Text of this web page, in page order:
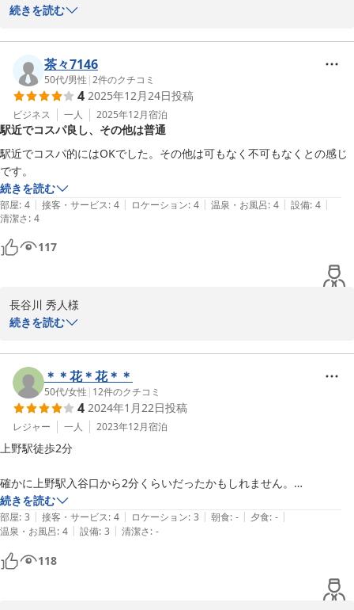
ご宿泊いただき誠にありがとうございました。良いサービスをご提
面に関しましても、安定して快適にお過ごしいただけた様子に安堵
しております。お客様のまたのご利用を心よりお待ちしておりま
す。
ホテルリブマックス上野駅前
2026-05-06
続きを読む
茶々7146
50代/男性 |2件のクチコミ
4 2025年12月24日投稿
ビジネス 一人 2025年12月宿泊
駅近でコスパ良し、その他は普通
駅近でコスパ的にはOKでした。その他は可もなく不可もなくとの感じ
です。
続きを読む
部屋: 4 | 接客・サービス: 4 | ロケーション: 4 | 温泉・お風呂: 4 | 設備: 4 |
清潔さ: 4
117
長谷川 秀人様
ご宿泊いただき誠にありがとうございました。良いサービスをご提
面に関しましても、安定して快適にお過ごしいただけた様子に安堵
しております。お客様のまたのご利用を心よりお待ちしておりま
す。
ホテルリブマックス上野駅前
2026-05-06
続きを読む
＊＊花＊花＊＊
50代/女性 | 12件のクチコミ
4 2024年1月22日投稿
レジャー 一人 2023年12月宿泊
上野駅徒歩2分
確かに上野駅入谷口から2分くらいだったかもしれません。
しかし、入谷口が遠い
ヘトヘトの状態で上野駅に到着
入谷口を求めてだいぶ歩きました
2分と言うと目の前！って思いますが
意外と歩きます。
続きを読む
部屋: 3 | 接客・サービス: 4 | ロケーション: 3 | 朝食: - | 夕食: - |
温泉・お風呂: 4 | 設備: 3 | 清潔さ: -
118